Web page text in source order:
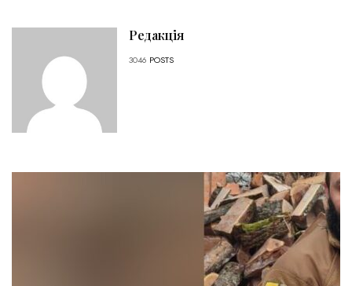
Редакція
3046 POSTS